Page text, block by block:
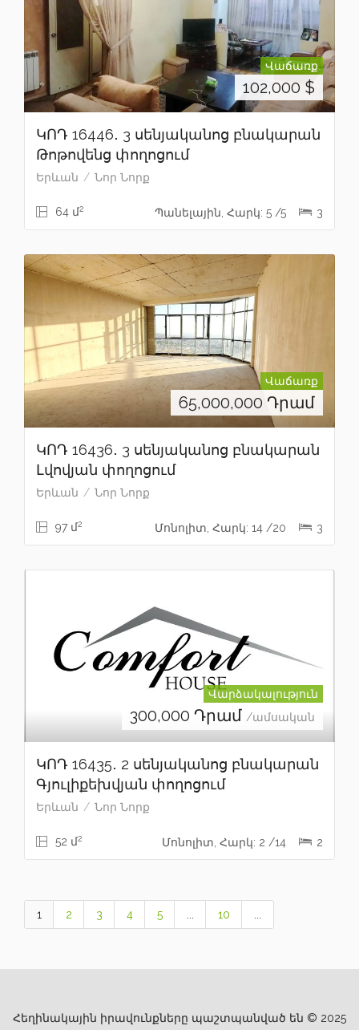
Վաճառք
102,000 $
ԿՈԴ 16446․ 3 սենյականոց բնակարան
Թոթովենց փողոցում
Երևան Նոր Նորք
64 մ2 Պանելային, Հարկ: 5 /5 3
Վաճառք
65,000,000 Դրամ
ԿՈԴ 16436․ 3 սենյականոց բնակարան
Լվովյան փողոցում
Երևան Նոր Նորք
97 մ2 Մոնոլիտ, Հարկ: 14 /20 3
Վարձակալություն
300,000 Դրամ /ամսական
ԿՈԴ 16435․ 2 սենյականոց բնակարան
Գյուլիքեխվյան փողոցում
Երևան Նոր Նորք
52 մ2 Մոնոլիտ, Հարկ: 2 /14 2
1 2 3 4 5 ... 10 ...
Հեղինակային իրավունքները պաշտպանված են © 2025